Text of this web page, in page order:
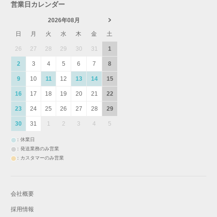
営業日カレンダー
2026年08月
日
月 火 水 木 金 土
26 27 28 29 30 31 1
2 3 4 5 6 7 8
9 10 11 12 13 14 15
16 17 18 19 20 21 22
23 24 25 26 27 28 29
30 31 1 2 3 4 5
：休業日
：発送業務のみ営業
：カスタマーのみ営業
会社概要
採用情報